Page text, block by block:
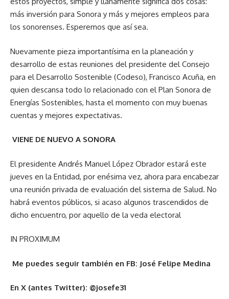
más inversión para Sonora y más y mejores empleos para
los sonorenses. Esperemos que así sea.
Nuevamente pieza importantísima en la planeación y
desarrollo de estas reuniones del presidente del Consejo
para el Desarrollo Sostenible (Codeso), Francisco Acuña, en
quien descansa todo lo relacionado con el Plan Sonora de
Energías Sostenibles, hasta el momento con muy buenas
cuentas y mejores expectativas.
VIENE DE NUEVO A SONORA
El presidente Andrés Manuel López Obrador estará este
jueves en la Entidad, por enésima vez, ahora para encabezar
una reunión privada de evaluación del sistema de Salud. No
habrá eventos públicos, si acaso algunos trascendidos de
dicho encuentro, por aquello de la veda electoral
IN PROXIMUM
Me puedes seguir también en FB: José Felipe Medina
En X (antes Twitter): @josefe31